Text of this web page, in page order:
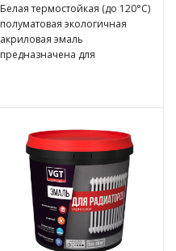
Белая термостойкая (до 120°С)
полуматовая экологичная
акриловая эмаль
предназначена для